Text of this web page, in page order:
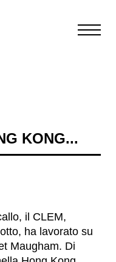
KONG...
il CLEM,
ha lavorato su
Maugham. Di